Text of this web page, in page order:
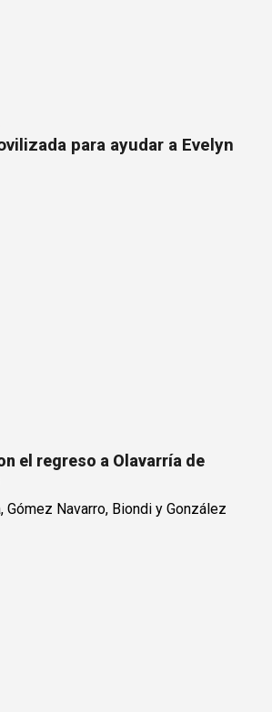
para ayudar a Evelyn
el regreso a Olavarría de